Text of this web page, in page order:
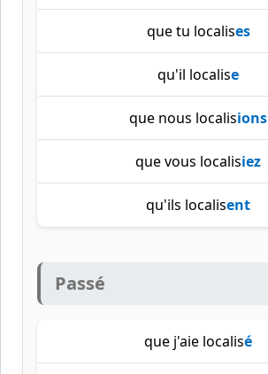
que tu localises
qu'il localise
que nous localisions
que vous localisiez
qu'ils localisent
Passé
que j'aie localisé